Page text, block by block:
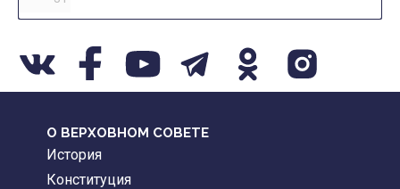
О ВЕРХОВНОМ СОВЕТЕ
История
Конституция